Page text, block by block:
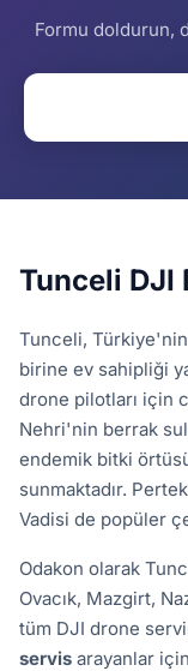
Formu doldurun,
Tunceli DJI
Tunceli,
birine ev sahipliği
drone pilotları için
Nehri'nin berrak
endemik bitki
sunmaktadır.
Vadisi de popüler
Odakon olarak
Ovacık, Mazgirt,
tüm DJI drone
servis arayanlar